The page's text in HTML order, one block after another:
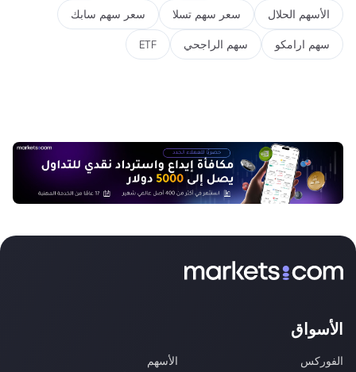
الأسهم الحلال سعر سهم تسلا سعر سهم سابك
سهم ارامكو سهم الراجحي ETF
الأسواق
الفوركس
الأسهم